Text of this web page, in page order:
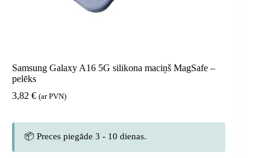
Samsung Galaxy A16 5G silikona maciņš MagSafe –
pelēks
3,82 € (ar PVN)
📦 Preces piegāde 3 - 10 dienas.